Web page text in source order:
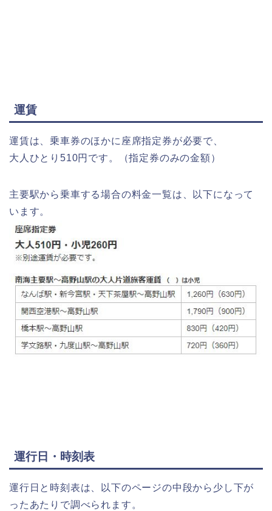
運賃
運賃は、乗車券のほかに座席指定券が必要で、
大人ひとり510円です。（指定券のみの金額）
主要駅から乗車する場合の料金一覧は、以下になって
います。
運行日・時刻表
運行日と時刻表は、以下のページの中段から少し下が
ったあたりで調べられます。